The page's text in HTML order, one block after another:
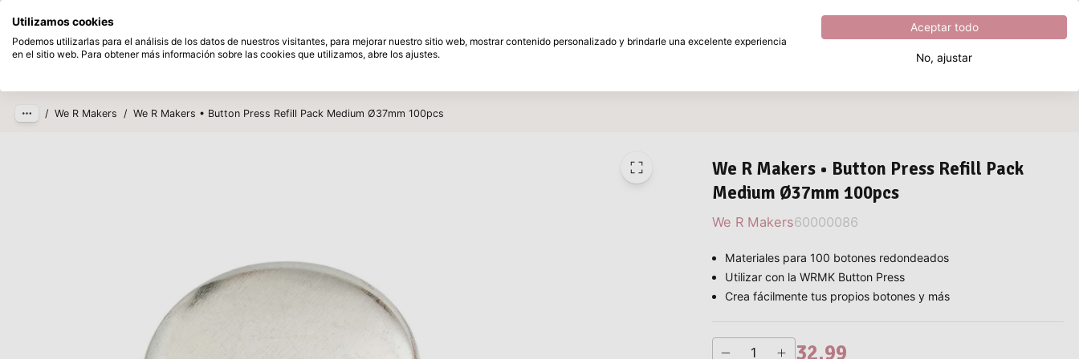
Saltar al contenido principal
Excelente 4.8sobre5
Próximamente
/ We R Makers / We R Makers • Button Press Refill Pack Medium Ø37mm 100pcs
We R Makers • Button Press Refill Pack
Medium Ø37mm 100pcs
We R Makers60000086
Materiales para 100 botones redondeados
Utilizar con la WRMK Button Press
Crea fácilmente tus propios botones y más
32,99
Utilizamos cookies
Podemos utilizarlas para el análisis de los datos de nuestros visitantes, para mejorar nuestro sitio web, mostrar contenido personalizado y brindarle una excelente experiencia
en el sitio web. Para obtener más información sobre las cookies que utilizamos, abre los ajustes.
Aceptar todo
No, ajustar